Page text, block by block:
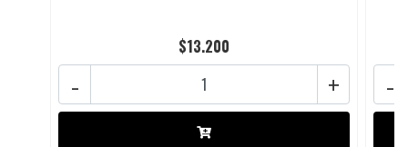
$13.200
+
- -